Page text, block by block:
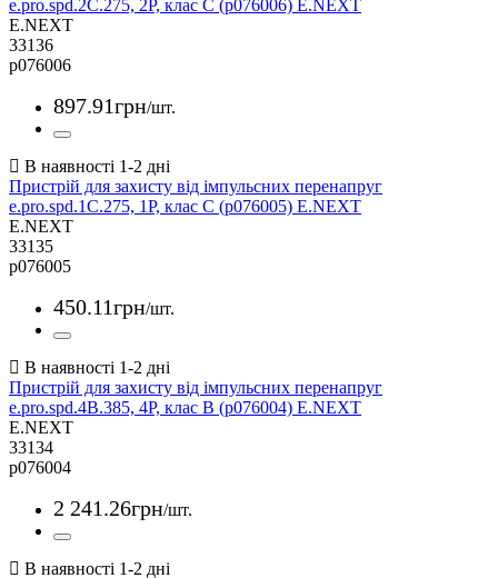
e.pro.spd.2С.275, 2P, клас С (p076006) E.NEXT
E.NEXT
33136
p076006
897.91грн/шт.
Пристрій для захисту від імпульсних перенапруг
e.pro.spd.1С.275, 1P, клас С (p076005) E.NEXT
E.NEXT
33135
p076005
450.11грн/шт.
Пристрій для захисту від імпульсних перенапруг
e.pro.spd.4B.385, 4P, клас В (p076004) E.NEXT
E.NEXT
33134
p076004
2 241.26грн/шт.